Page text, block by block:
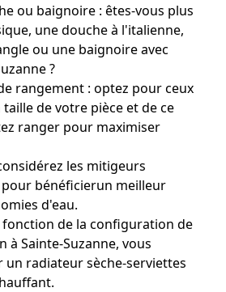
ou baignoire : êtes-vous plus
une douche à l'italienne,
ou une baignoire avec
?
rangement : optez pour ceux
de votre pièce et de ce
ranger pour maximiser
les mitigeurs
bénéficierun meilleur
d'eau.
fonction de la configuration de
à Sainte-Suzanne, vous
un radiateur sèche-serviettes